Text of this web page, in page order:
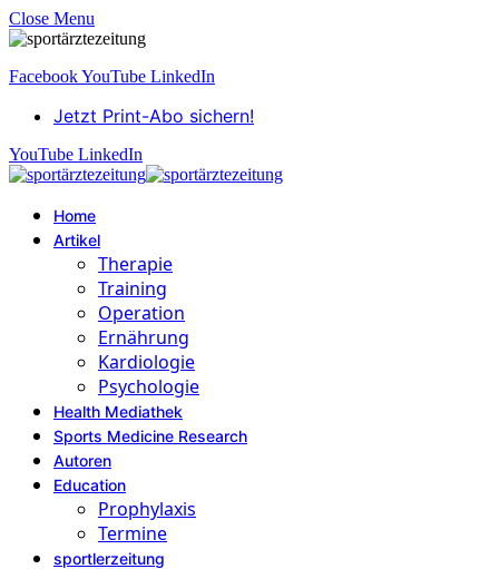
Close Menu
FacebookYouTube LinkedIn
Jetzt Print-Abo sichern!
YouTube LinkedIn
Home
Artikel
Therapie
Training
Operation
Ernährung
Kardiologie
Psychologie
Health Mediathek
Sports Medicine Research
Autoren
Education
Prophylaxis
Termine
sportlerzeitung